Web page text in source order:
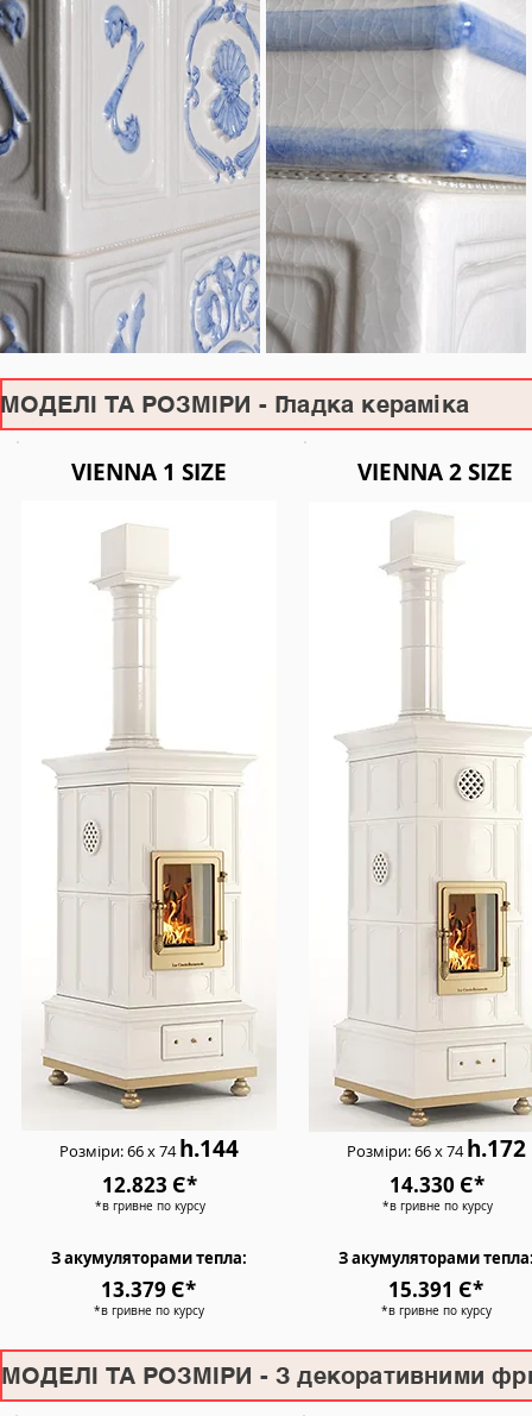
МОДЕЛІ ТА РОЗМІРИ - Гладка кераміка
VIENNA 1 SIZE
Розміри: 66 х 74h.144
12.823 Є*
*в гривне по курсу
З акумуляторами тепла:
13.379 Є*
*в гривне по курсу
VIENNA 2 SIZE
Розміри: 66 х 74h.172
14.330 Є*
*в гривне по курсу
З акумуляторами
15.391 Є*
*в гривне по курсу
МОДЕЛІ ТА РОЗМІРИ - З декоративними